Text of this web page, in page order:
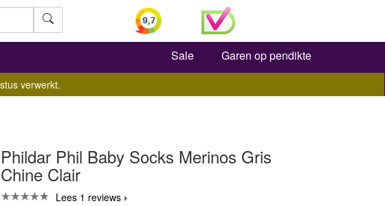
Zoeken
Sale Garen op pendikte
verwerkt.
Phildar Phil Baby Socks Merinos Gris
Chine Clair
Lees 1 reviews